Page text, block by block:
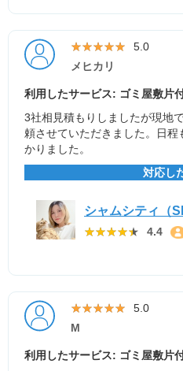
★★★★★
★★★★★ 5.0
メヒカリ
利用したサービス: ゴミ屋敷片
3社相見積もりしましたが現地
頼させていただきました。日
かりました。
対応し
シャムシティ（
★★★★★
★★★★★ 4.4
★★★★★
★★★★★ 5.0
M
利用したサービス: ゴミ屋敷片